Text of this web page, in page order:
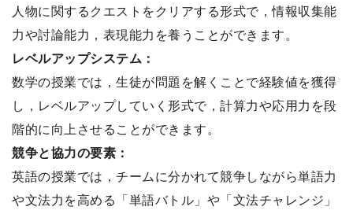
人物に関するクエストをクリアする形式で，情報収集能
力や討論能力，表現能力を養うことができます。
レベルアップシステム：
数学の授業では，生徒が問題を解くことで経験値を獲得
し，レベルアップしていく形式で，計算力や応用力を段
階的に向上させることができます。
競争と協力の要素：
英語の授業では，チームに分かれて競争しながら単語力
や文法力を高める「単語バトル」や「文法チャレンジ」